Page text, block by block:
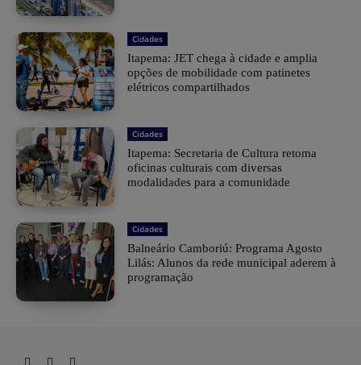
Cidades
Itapema: JET chega à cidade e amplia
opções de mobilidade com patinetes
elétricos compartilhados
Cidades
Itapema: Secretaria de Cultura retoma
oficinas culturais com diversas
modalidades para a comunidade
Cidades
Balneário Camboriú: Programa Agosto
Lilás: Alunos da rede municipal aderem à
programação